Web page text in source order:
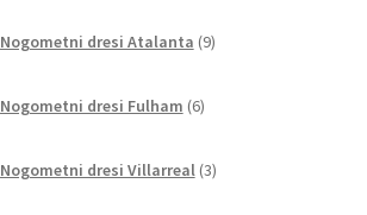
Nogometni dresi Atalanta 9izdelkov
Nogometni dresi Fulham 6izdelkov
Nogometni dresi Villarreal 3izdelki